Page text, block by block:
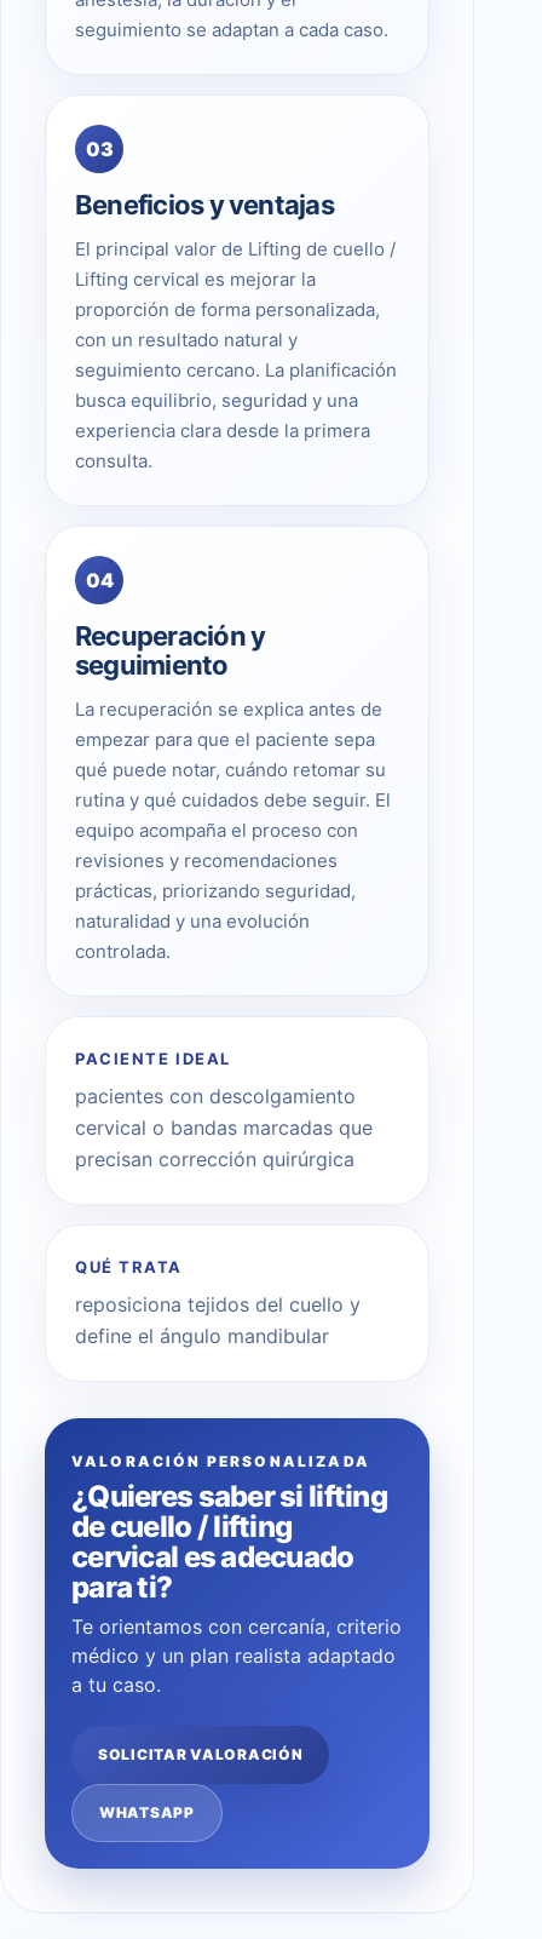
seguimiento se adaptan a cada caso.
03
Beneficios y ventajas
El principal valor de Lifting de cuello /
Lifting cervical es mejorar la
proporción de forma personalizada,
con un resultado natural y
seguimiento cercano. La planificación
busca equilibrio, seguridad y una
experiencia clara desde la primera
consulta.
04
Recuperación y
seguimiento
La recuperación se explica antes de
empezar para que el paciente sepa
qué puede notar, cuándo retomar su
rutina y qué cuidados debe seguir. El
equipo acompaña el proceso con
revisiones y recomendaciones
prácticas, priorizando seguridad,
naturalidad y una evolución
controlada.
PACIENTE IDEAL
pacientes con descolgamiento
cervical o bandas marcadas que
precisan corrección quirúrgica
QUÉ TRATA
reposiciona tejidos del cuello y
define el ángulo mandibular
VALORACIÓN PERSONALIZADA
¿Quieres saber si lifting
de cuello / lifting
cervical es adecuado
para ti?
Te orientamos con cercanía, criterio
médico y un plan realista adaptado
a tu caso.
SOLICITAR VALORACIÓN
WHATSAPP